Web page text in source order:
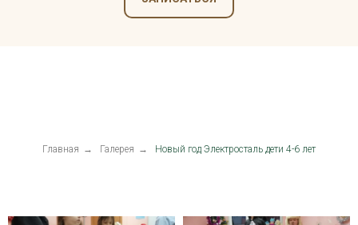
Главная → Галерея → Новый год Электросталь дети 4-6 лет